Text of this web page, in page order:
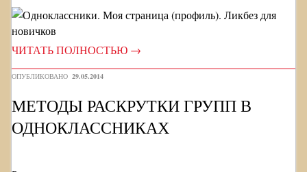
ЧИТАТЬ ПОЛНОСТЬЮ →
ОПУБЛИКОВАНО 29.05.2014
МЕТОДЫ РАСКРУТКИ ГРУПП В
ОДНОКЛАССНИКАХ